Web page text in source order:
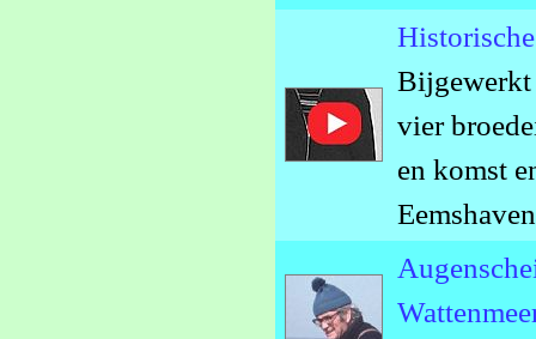
Bijgewerkt
vier
en komst
Eemshaven